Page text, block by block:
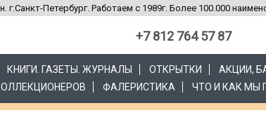
г.Санкт-Петербург. Работаем с 1989г. Более 100.000
+7 812 764 57 87
КНИГИ. ГАЗЕТЫ. ЖУРНАЛЫ ОТКРЫТКИ АКЦИИ,
ФАЛЕРИСТИКА ЧТО И КАК МЫ